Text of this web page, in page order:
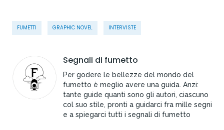
FUMETTI GRAPHIC NOVEL INTERVISTE
Segnali di fumetto
Per godere le bellezze del mondo del
fumetto è meglio avere una guida. Anzi:
tante guide quanti sono gli autori, ciascuno
col suo stile, pronti a guidarci fra mille segni
e a spiegarci tutti i segnali di fumetto